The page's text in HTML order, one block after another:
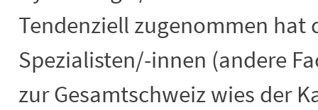
Tendenziell zugenommen hat
Spezialisten/-innen (andere
zur Gesamtschweiz wies der